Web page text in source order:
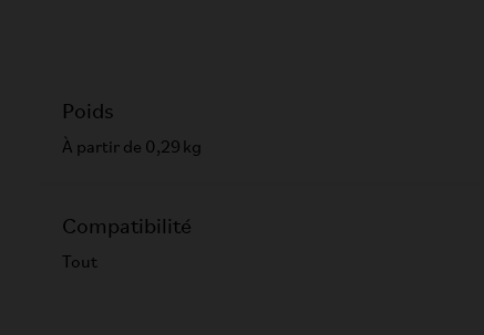
Poids
À partir de 0,29 kg
Compatibilité
Tout